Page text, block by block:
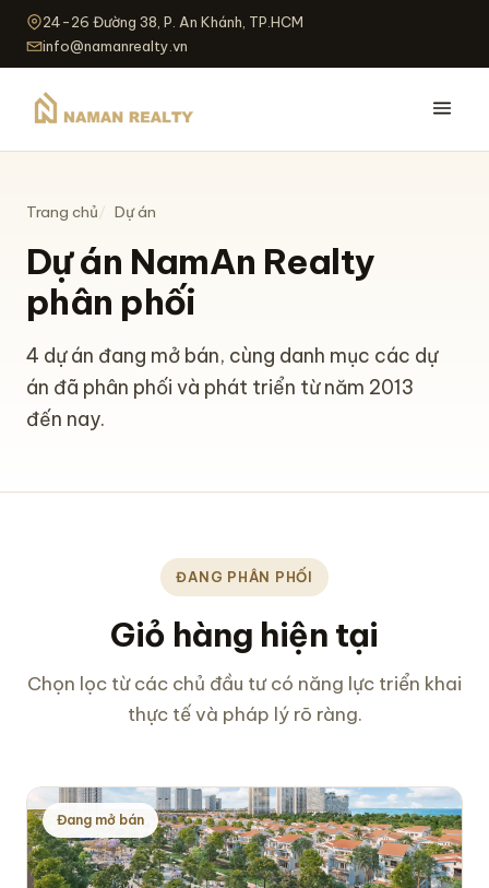
24-26 Đường 38, P. An Khánh, TP.HCM
info@namanrealty.vn
Trang chủ Dự án
Dự án NamAn Realty
phân phối
4 dự án đang mở bán, cùng danh mục các dự
án đã phân phối và phát triển từ năm 2013
đến nay.
ĐANG PHÂN PHỐI
Giỏ hàng hiện tại
Chọn lọc từ các chủ đầu tư có năng lực triển khai
thực tế và pháp lý rõ ràng.
Đang mở bán